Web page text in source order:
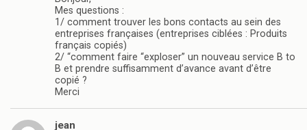
Mes questions :
1/ comment trouver les bons contacts au sein des
entreprises françaises (entreprises ciblées : Produits
français copiés)
2/ “comment faire “exploser” un nouveau service B to
B et prendre suffisamment d’avance avant d’être
copié ?
Merci
jean